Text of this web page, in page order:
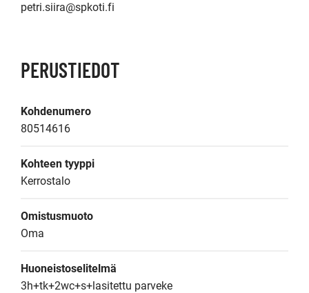
petri.siira@spkoti.fi
PERUSTIEDOT
Kohdenumero
80514616
Kohteen tyyppi
Kerrostalo
Omistusmuoto
Oma
Huoneistoselitelmä
3h+tk+2wc+s+lasitettu parveke